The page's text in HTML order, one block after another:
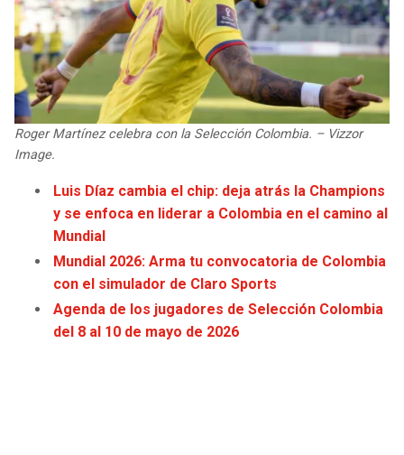
TEXANS
COLTS
JAGUARS
COWBOYS
GIANTS
EAGLES
HEAT
MAGIC
WIZARDS
CLIPPERS
LAKERS
SUNS
Roger Martínez celebra con la Selección Colombia. – Vizzor
Image.
Luis Díaz cambia el chip: deja atrás la Champions
y se enfoca en liderar a Colombia en el camino al
Mundial
Mundial 2026: Arma tu convocatoria de Colombia
con el simulador de Claro Sports
Agenda de los jugadores de Selección Colombia
del 8 al 10 de mayo de 2026